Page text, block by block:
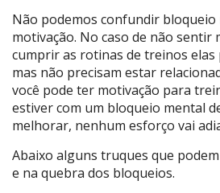
Não podemos confundir bloqueio
motivação. No caso de não sentir
cumprir as rotinas de treinos elas
mas não precisam estar
você pode ter motivação para
estiver com um bloqueio mental
melhorar, nenhum esforço vai
Abaixo alguns truques que
e na quebra dos bloqueios.